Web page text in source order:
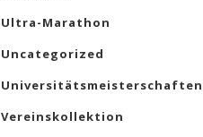
Ultra-Marathon
Uncategorized
Universitätsmeisterschaften
Vereinskollektion